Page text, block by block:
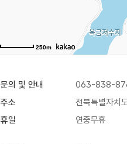
250m
문의 및 안내 063-838-
주소
전북특별자치
휴일
연중무휴